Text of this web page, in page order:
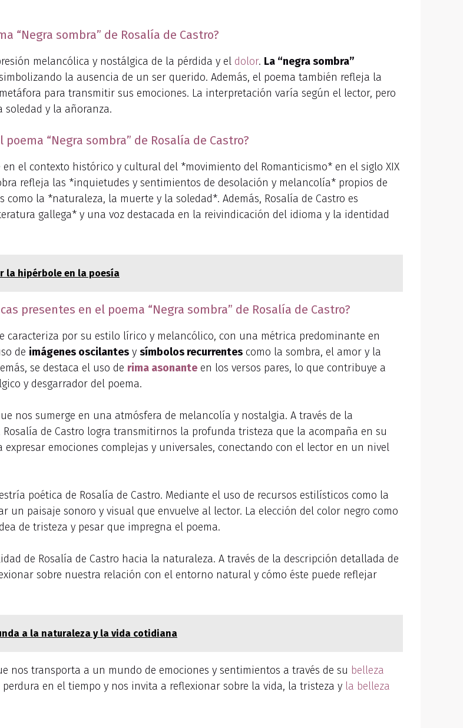
“Negra sombra” de Rosalía de Castro?
melancólica y nostálgica de la pérdida y el dolor. La “negra sombra”
la ausencia de un ser querido. Además, el poema también refleja la
para transmitir sus emociones. La interpretación varía según el lector, pero
soledad y la añoranza.
“Negra sombra” de Rosalía de Castro?
en el contexto histórico y cultural del *movimiento del Romanticismo* en el siglo XIX
refleja las *inquietudes y sentimientos de desolación y melancolía* propios de
la *naturaleza, la muerte y la soledad*. Además, Rosalía de Castro es
gallega* y una voz destacada en la reivindicación del idioma y la identidad
la hipérbole en la poesía
presentes en el poema “Negra sombra” de Rosalía de Castro?
caracteriza por su estilo lírico y melancólico, con una métrica predominante en
de imágenes oscilantes y símbolos recurrentes como la sombra, el amor y la
se destaca el uso de rima asonante en los versos pares, lo que contribuye a
y desgarrador del poema.
nos sumerge en una atmósfera de melancolía y nostalgia. A través de la
de Castro logra transmitirnos la profunda tristeza que la acompaña en su
emociones complejas y universales, conectando con el lector en un nivel
poética de Rosalía de Castro. Mediante el uso de recursos estilísticos como la
paisaje sonoro y visual que envuelve al lector. La elección del color negro como
de tristeza y pesar que impregna el poema.
de Rosalía de Castro hacia la naturaleza. A través de la descripción detallada de
sobre nuestra relación con el entorno natural y cómo éste puede reflejar
a la naturaleza y la vida cotidiana
nos transporta a un mundo de emociones y sentimientos a través de su belleza
en el tiempo y nos invita a reflexionar sobre la vida, la tristeza y la belleza